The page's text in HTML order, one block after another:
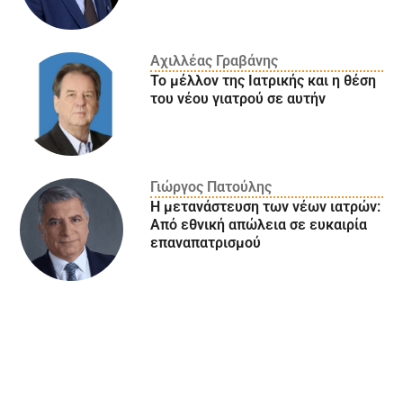
Αχιλλέας Γραβάνης
Το μέλλον της Ιατρικής και η θέση
του νέου γιατρού σε αυτήν
Γιώργος Πατούλης
Η μετανάστευση των νέων ιατρών:
Aπό εθνική απώλεια σε ευκαιρία
επαναπατρισμού